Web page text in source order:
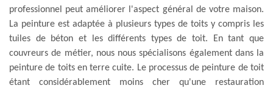
professionnel peut améliorer l'aspect général de votre maison.
La peinture est adaptée à plusieurs types de toits y compris les
tuiles de béton et les différents types de toit. En tant que
couvreurs de métier, nous nous spécialisons également dans la
peinture de toits en terre cuite. Le processus de peinture de toit
étant considérablement moins cher qu'une restauration